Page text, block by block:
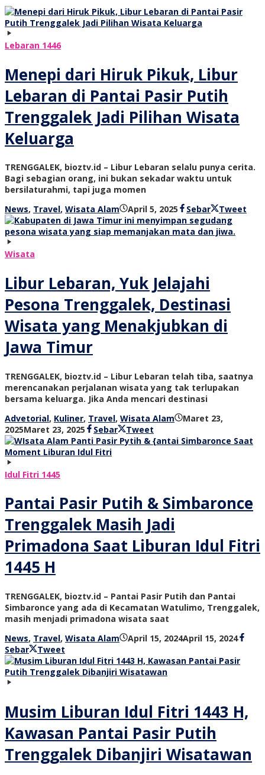
Lebaran 1446
Menepi dari Hiruk Pikuk, Libur
Lebaran di Pantai Pasir Putih
Trenggalek Jadi Pilihan Wisata
Keluarga
TRENGGALEK, bioztv.id – Libur Lebaran selalu punya cerita.
Bagi sebagian orang, ini bukan sekadar waktu untuk
bersilaturahmi, tapi juga momen
News, Travel, Wisata Alam April 5, 2025 oleh
bioz
tv
Sebar Tweet
Wisata
Libur Lebaran, Yuk Jelajahi
Pesona Trenggalek, Destinasi
Wisata yang Menakjubkan di
Jawa Timur
TRENGGALEK, bioztv.id – Libur Lebaran telah tiba, saatnya
merencanakan perjalanan wisata yang tak terlupakan
bersama keluarga. Jika Anda mencari destinasi
Advetorial, Kuliner, Travel, Wisata Alam
Maret 23,
2025Maret 23, 2025 oleh
bioz
tv
Sebar Tweet
Idul Fitri 1445
Pantai Pasir Putih & Simbaronce
Trenggalek Masih Jadi
Primadona Saat Liburan Idul Fitri
1445 H
TRENGGALEK, bioztv.id – Pantai Pasir Putih dan Pantai
Simbaronce yang ada di Kecamatan Watulimo, Trenggalek,
masih menjadi primadona wisata saat
News, Travel, Wisata Alam April 15, 2024April 15, 2024oleh
tv
Sebar Tweet
Musim Liburan Idul Fitri 1443 H,
Kawasan Pantai Pasir Putih
Trenggalek Dibanjiri Wisatawan